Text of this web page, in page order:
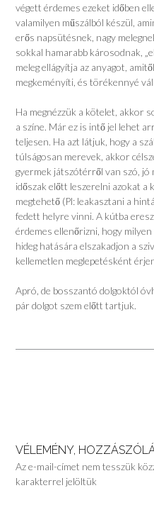
végett érdemes ezeket időben
valamilyen műszálból készül,
erős napsütésnek, nagy
sokkal hamarabb károsodnak,
meleg ellágyítja az anyagot,
megkeményíti, és törékennyé
Ha megnézzük a kötelet, akkor
a színe. Már ez is intő jel lehet
teljesen. Ha azt látjuk, hogy a
túlságosan merevek, akkor
gyermek játszótérről van szó, jó
időszak előtt leszerelni azokat a
megtehető (Pl: leakasztani a
fedett helyre vinni. A kútba
érdemes ellenőrizni, hogy
hideg hatására elszakadjon a
kellemetlen meglepetésként
Apró, de bosszantó dolgoktól
pár dolgot szem előtt tartjuk.
VÉLEMÉNY,
Az e-mail-címet nem tesszük
karakterrel jelöltük